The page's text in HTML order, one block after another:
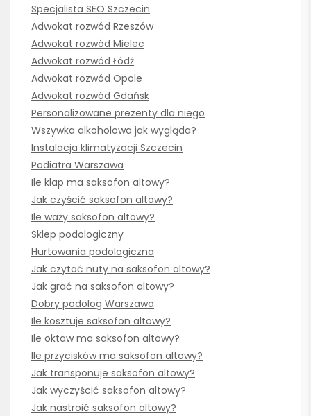
Specjalista SEO Szczecin
Adwokat rozwód Rzeszów
Adwokat rozwód Mielec
Adwokat rozwód Łódź
Adwokat rozwód Opole
Adwokat rozwód Gdańsk
Personalizowane prezenty dla niego
Wszywka alkoholowa jak wygląda?
Instalacja klimatyzacji Szczecin
Podiatra Warszawa
Ile klap ma saksofon altowy?
Jak czyścić saksofon altowy?
Ile waży saksofon altowy?
Sklep podologiczny
Hurtowania podologiczna
Jak czytać nuty na saksofon altowy?
Jak grać na saksofon altowy?
Dobry podolog Warszawa
Ile kosztuje saksofon altowy?
Ile oktaw ma saksofon altowy?
Ile przycisków ma saksofon altowy?
Jak transponuje saksofon altowy?
Jak wyczyścić saksofon altowy?
Jak nastroić saksofon altowy?